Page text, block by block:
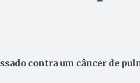
contra um câncer de